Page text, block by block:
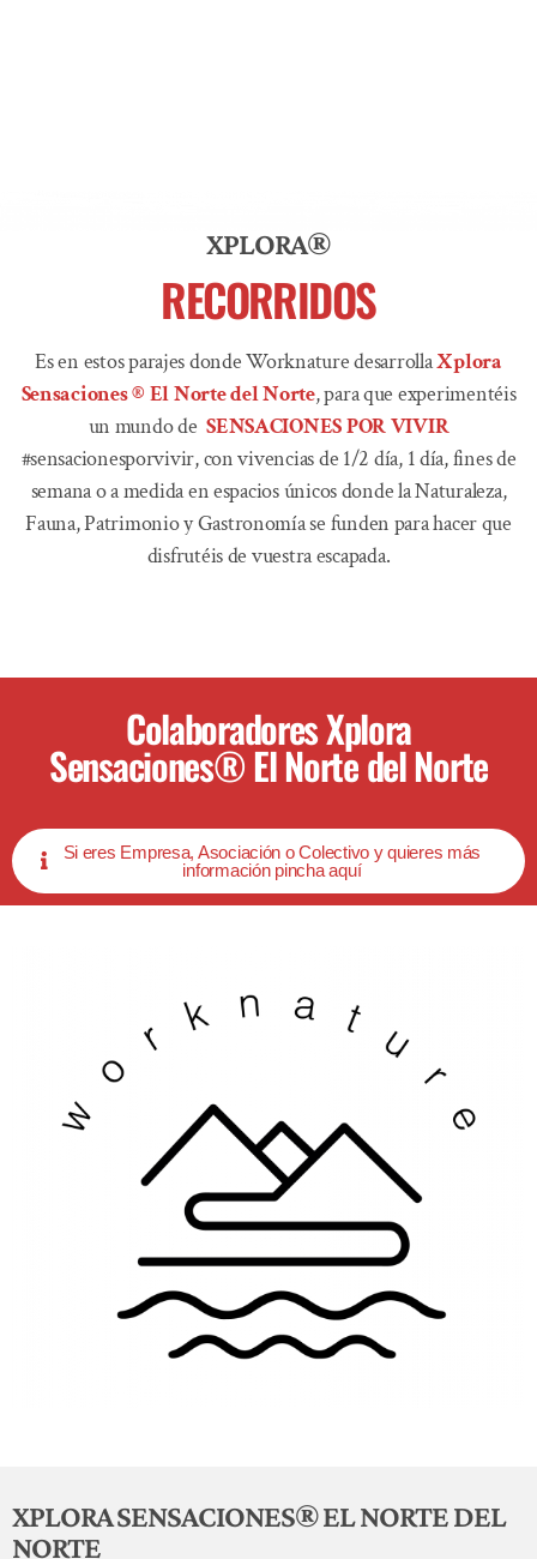
XPLORA®
RECORRIDOS
Es en estos parajes donde Worknature desarrollaXplora
Sensaciones ® El Norte del Norte, para que experimentéis
un mundo deSENSACIONES POR VIVIR
#sensacionesporvivir, con vivencias de 1/2 día, 1 día, fines de
semana o a medida en espacios únicos donde la Naturaleza,
Fauna, Patrimonio y Gastronomía se funden para hacer que
disfrutéis de vuestra escapada.
Colaboradores Xplora
Sensaciones® El Norte del Norte
Si eres Empresa, Asociación o Colectivo y quieres más
información pincha aquí
XPLORA SENSACIONES® EL NORTE DEL
NORTE